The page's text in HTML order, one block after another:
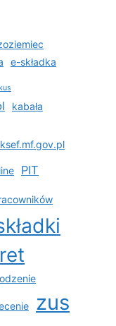
e-składka
kabała
ksef.mf.gov.pl
PIT
zus